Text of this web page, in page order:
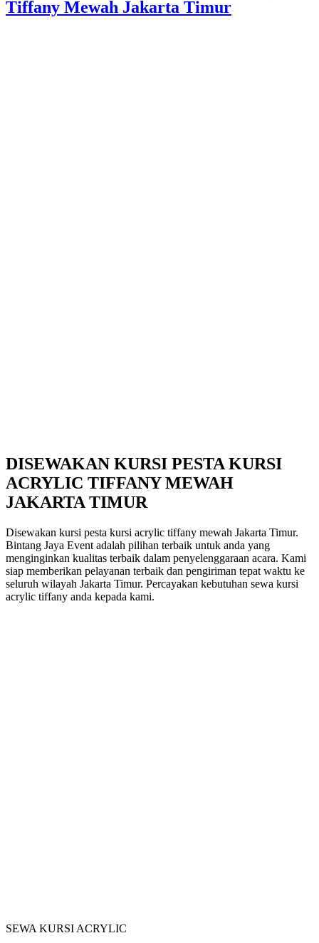
Tiffany Mewah Jakarta Timur
DISEWAKAN KURSI PESTA KURSI
ACRYLIC TIFFANY MEWAH
JAKARTA TIMUR
Disewakan kursi pesta kursi acrylic tiffany mewah Jakarta Timur.
Bintang Jaya Event adalah pilihan terbaik untuk anda yang
menginginkan kualitas terbaik dalam penyelenggaraan acara. Kami
siap memberikan pelayanan terbaik dan pengiriman tepat waktu ke
seluruh wilayah Jakarta Timur. Percayakan kebutuhan sewa kursi
acrylic tiffany anda kepada kami.
SEWA KURSI ACRYLIC